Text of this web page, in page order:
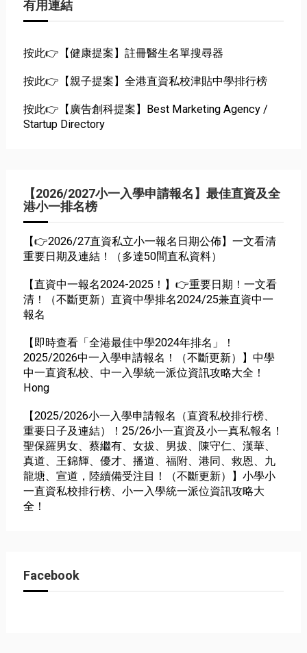
有用連結
按此👉【健康提案】註冊醫生名單搜尋器
按此👉【親子提案】全港直資私校津貼中學排行榜
按此👉【廣告創科提案】Best Marketing Agency /
Startup Directory
【2026/2027小一入學申請報名】最佳直資及全
港小一排名榜
【👉2026/27直資私立小一報名日期公佈】一文看清
重要日期及連結！（多達50間直私資料）
【直資中一報名2024-2025！】👉重要日期！一文看
清！（不斷更新）直資中學排名2024/25兼直資中一
報名
【即時查看「全港最佳中學2024年排名」！
2025/2026中一入學申請報名！（不斷更新）】中學
中一直資私校、中一入學統一派位資訊攻略大全！
Hong
【2025/2026小一入學申請報名（直資私校排行榜、
重要日子及連結）！25/26小一直資及小一真私報名！
聖保羅男女、蔡繼有、女拔、男拔、陳守仁、漢華、
真道、王錦輝、優才、播道、福附、港同、救恩、九
龍塘、宣道，陸續備受注目！（不斷更新）】小學小
一直資私校排行榜、小一入學統一派位資訊攻略大
全！
Facebook